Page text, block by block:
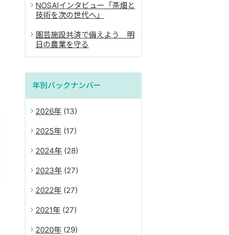
NOSAIインタビュー「茶畑と
技術を次の世代へ」
園芸施設共済で備えよう 明
日の農業を守る
年別バックナンバー
2026 (13)
2025 (17)
2024 (28)
2023 (27)
2022 (27)
2021 (27)
2020 (29)